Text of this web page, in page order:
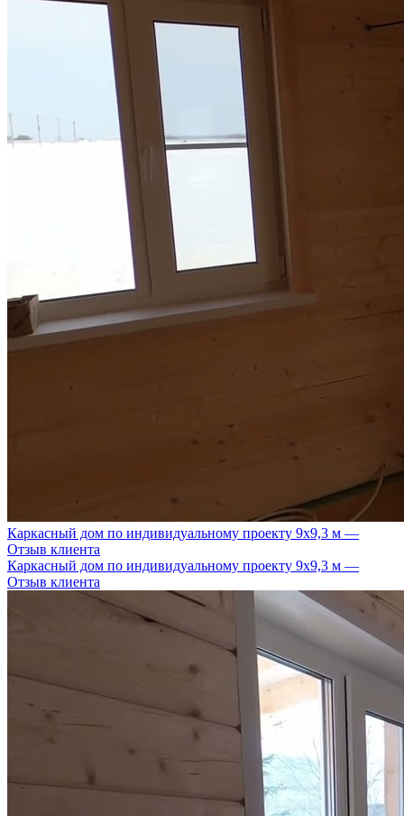
Каркасный дом по индивидуальному проекту 9х9,3 м —
Отзыв клиента
Каркасный дом по индивидуальному проекту 9х9,3 м —
Отзыв клиента